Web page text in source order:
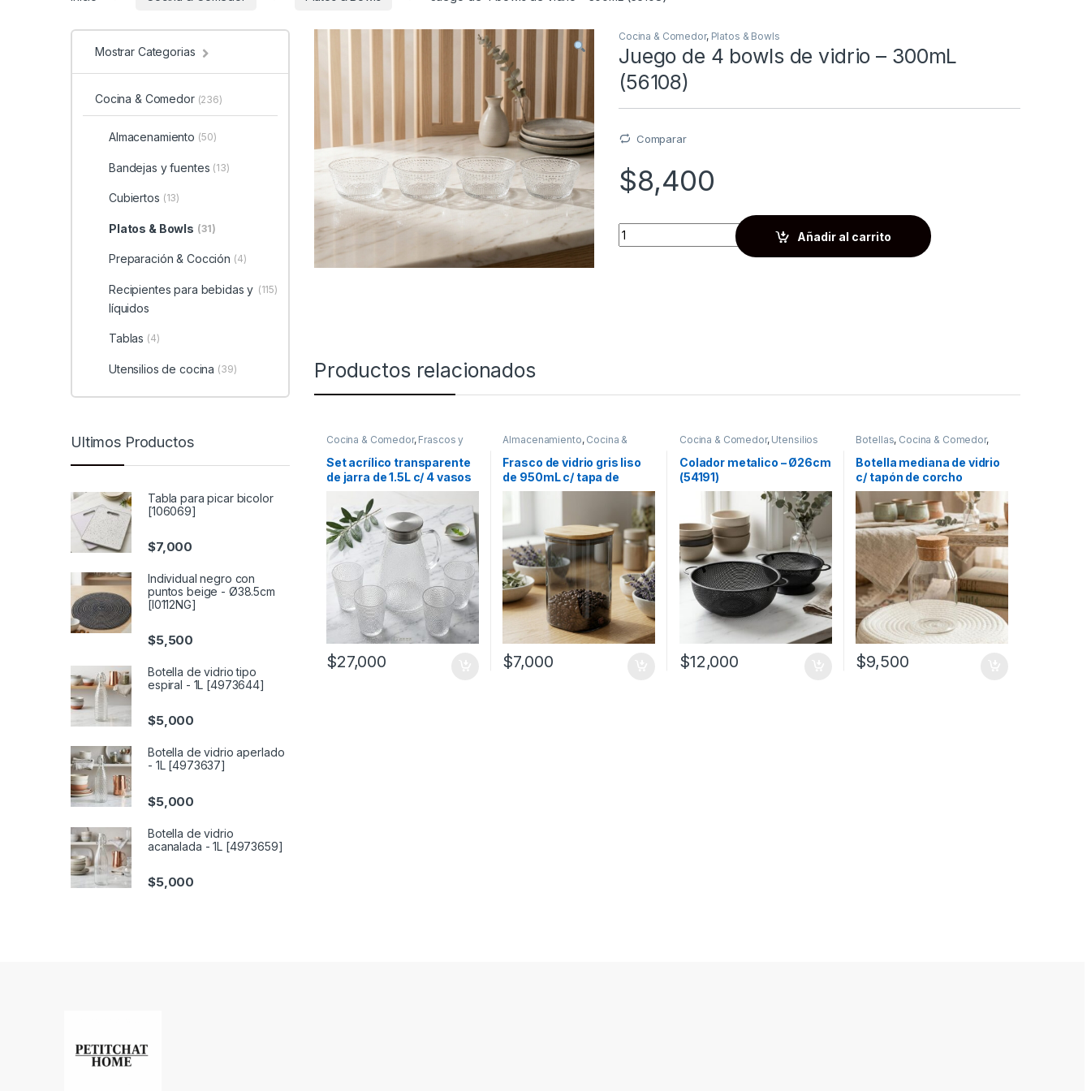
Cocina & Comedor, Platos & Bowls
Juego de 4 bowls de vidrio – 300mL
(56108)
Comparar
$8,400
Quantity
Añadir al carrito
Productos relacionados
Cocina & Comedor, Frascos y
bebidas y líquidos,Vasos
Set acrílico transparente
de jarra de 1.5L c/ 4 vasos
$27,000
Almacenamiento, Cocina &
Frasco de vidrio gris liso
de 950mL c/ tapa de
bambú – 10x10x15cm
$7,000
Cocina & Comedor, Utensilios
Colador metalico – Ø26cm
(54191)
$12,000
Botellas, Cocina & Comedor,
líquidos
Botella mediana de vidrio
c/ tapón de corcho
(105472)
$9,500
Mostrar Categorias
Cocina & Comedor (236)
Almacenamiento (50)
Bandejas y fuentes (13)
Cubiertos (13)
Platos & Bowls (31)
Preparación & Cocción (4)
Recipientes para bebidas y
líquidos
(115)
Tablas (4)
Utensilios de cocina (39)
Ultimos Productos
Tabla para picar bicolor
[106069]
$7,000
Individual negro con
puntos beige - Ø38.5cm
[I0112NG]
$5,500
Botella de vidrio tipo
espiral - 1L [4973644]
$5,000
Botella de vidrio aperlado
- 1L [4973637]
$5,000
Botella de vidrio
acanalada - 1L [4973659]
$5,000